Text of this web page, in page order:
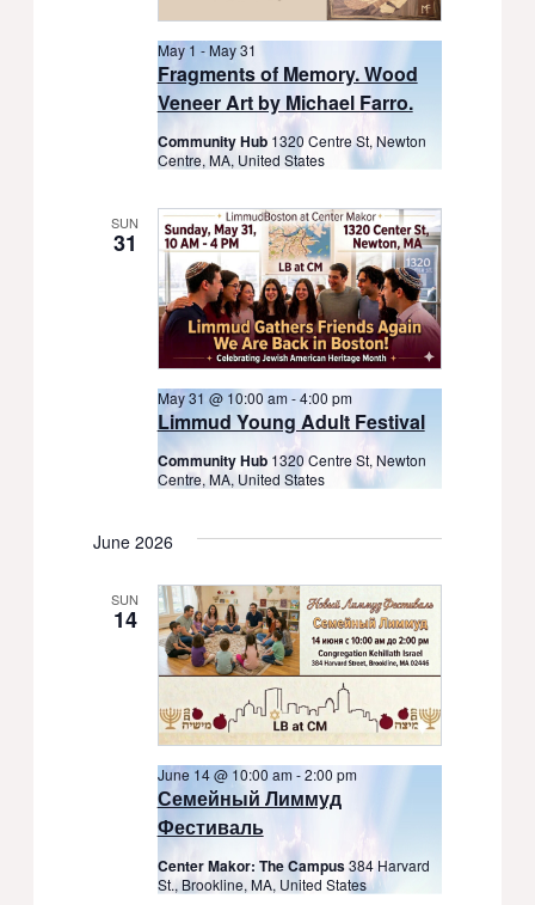
Fragments of Memory. Wood
Veneer Art by Michael Farro.
May 1 -May 31
Community Hub 1320 Centre St, Newton
Centre, MA, United States
SUN
31
Limmud Young Adult Festival
May 31 @ 10:00 am -4:00 pm
Community Hub 1320 Centre St, Newton
Centre, MA, United States
June 2026
SUN
14
Семейный Лиммуд
Фестиваль
June 14 @ 10:00 am-2:00 pm
Center Makor: The Campus384 Harvard
St., Brookline, MA, United States